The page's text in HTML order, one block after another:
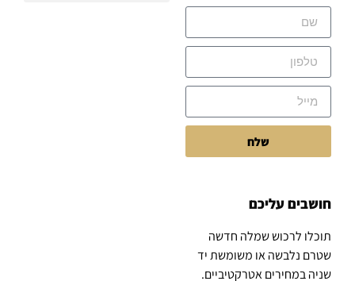
שלח
חושבים עליכם
תוכלו לרכוש שמלה חדשה
שטרם נלבשה או משומשת יד
שניה במחירים אטרקטיביים.